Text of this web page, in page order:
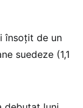
însoţit de un
suedeze (1,1